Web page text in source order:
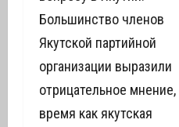
Большинство членов
Якутской партийной
организации выразили
отрицательное мнение,
время как якутская